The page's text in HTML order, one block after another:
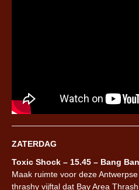
ZATERDAG
Toxic Shock – 15.45 – Bang
Maak ruimte voor deze
thrashy vijftal dat Bay Area